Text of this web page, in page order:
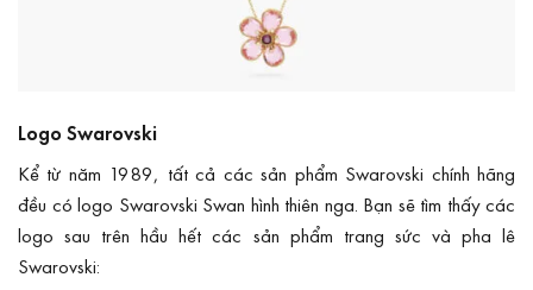
Logo Swarovski
Kể từ năm 1989, tất cả các sản phẩm Swarovski chính hãng
đều có logo Swarovski Swan hình thiên nga. Bạn sẽ tìm thấy các
logo sau trên hầu hết các sản phẩm trang sức và pha lê
Swarovski: